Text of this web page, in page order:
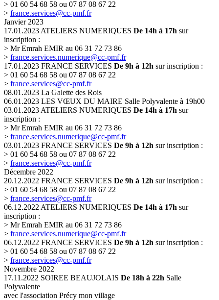
> 01 60 54 68 58 ou 07 87 08 67 22
> france.services@cc-pmf.fr
Janvier 2023
17.01.2023ATELIERS NUMERIQUES De 14h à 17h sur
inscription :
> Mr Emrah EMIR au 06 31 72 73 86
> france.services.numerique@cc-pmf.fr
17.01.2023 FRANCE SERVICES De 9h à 12h sur inscription :
> 01 60 54 68 58 ou 07 87 08 67 22
> france.services@cc-pmf.fr
08.01.2023 La Galette des Rois
06.01.2023 LES VŒUX DU MAIRE Salle Polyvalente à 19h00
03.01.2023ATELIERS NUMERIQUES De 14h à 17h sur
inscription :
> Mr Emrah EMIR au 06 31 72 73 86
> france.services.numerique@cc-pmf.fr
03.01.2023 FRANCE SERVICES De 9h à 12h sur inscription :
> 01 60 54 68 58 ou 07 87 08 67 22
> france.services@cc-pmf.fr
Décembre 2022
20.12.2022 FRANCE SERVICES De 9h à 12h sur inscription :
> 01 60 54 68 58 ou 07 87 08 67 22
> france.services@cc-pmf.fr
06.12.2022ATELIERS NUMERIQUES De 14h à 17h sur
inscription :
> Mr Emrah EMIR au 06 31 72 73 86
> france.services.numerique@cc-pmf.fr
06.12.2022 FRANCE SERVICES De 9h à 12h sur inscription :
> 01 60 54 68 58 ou 07 87 08 67 22
> france.services@cc-pmf.fr
Novembre 2022
17.11.2022 SOIREE BEAUJOLAIS De 18h à 22h Salle
Polyvalente
avec l'association Précy mon village